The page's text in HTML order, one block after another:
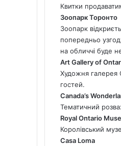
Квитки
Зоопарк Торонто
Зоопарк
попередньо
на обличчі буде
Art Gallery of
Художня галерея
гостей.
Canada’s
Тематичний
Royal Ontario
Королівський
Casa Loma